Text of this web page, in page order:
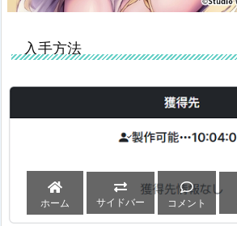
入手方法
ホーム サイドバー コメント